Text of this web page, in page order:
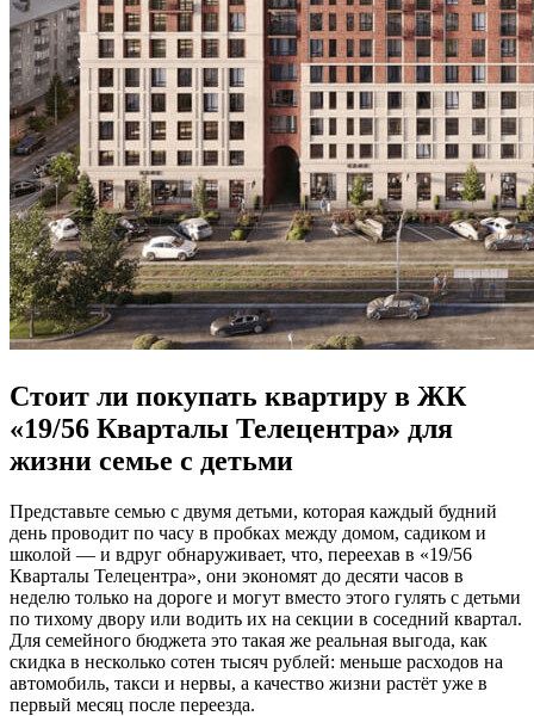
Стоит ли покупать квартиру в ЖК
«19/56 Кварталы Телецентра» для
жизни семье с детьми
Представьте семью с двумя детьми, которая каждый будний
день проводит по часу в пробках между домом, садиком и
школой — и вдруг обнаруживает, что, переехав в «19/56
Кварталы Телецентра», они экономят до десяти часов в
неделю только на дороге и могут вместо этого гулять с детьми
по тихому двору или водить их на секции в соседний квартал.
Для семейного бюджета это такая же реальная выгода, как
скидка в несколько сотен тысяч рублей: меньше расходов на
автомобиль, такси и нервы, а качество жизни растёт уже в
первый месяц после переезда.